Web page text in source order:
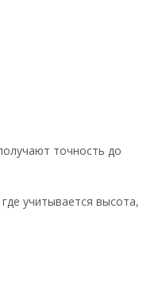
точность до
учитывается высота,